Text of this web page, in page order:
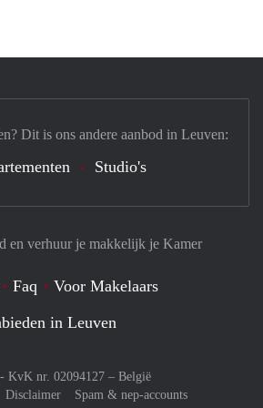
en verhuur je makkelijk je Kamer
Faq
Voor Makelaars
in Leuven
KvK nr. 02094127 – België
Disclaimer Spam & nep-accounts
Dit is ons andere aanbod in Leuven:
Studio's